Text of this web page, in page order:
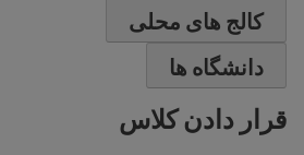
کالج های محلی
دانشگاه ها
قرار دادن کلاس